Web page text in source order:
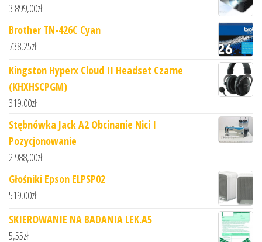
3 899,00zł
Brother TN-426C Cyan
738,25zł
Kingston Hyperx Cloud II Headset Czarne
(KHXHSCPGM)
319,00zł
Stębnówka Jack A2 Obcinanie Nici I
Pozycjonowanie
2 988,00zł
Głośniki Epson ELPSP02
519,00zł
SKIEROWANIE NA BADANIA LEK.A5
5,55zł